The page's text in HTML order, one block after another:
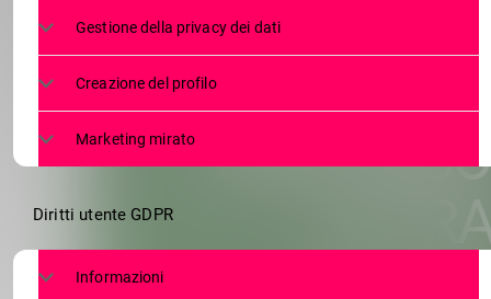
TIRANO, PRO
Gestione della privacy dei dati
Creazione del profilo
Marketing mirato
Diritti utente GDPR
Informazioni